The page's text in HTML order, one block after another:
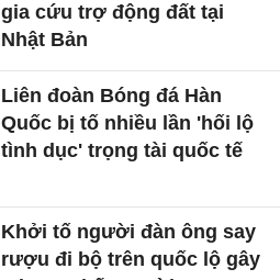
gia cứu trợ động đất tại
Nhật Bản
Liên đoàn Bóng đá Hàn
Quốc bị tố nhiều lần 'hối lộ
tình dục' trọng tài quốc tế
Khởi tố người đàn ông say
rượu đi bộ trên quốc lộ gây